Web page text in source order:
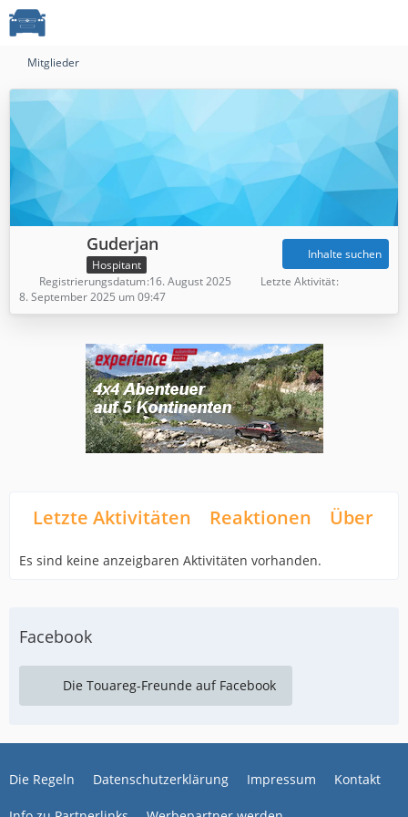
Mitglieder
Guderjan
Hospitant
Inhalte suchen
Registrierungsdatum 16. August 2025
Letzte Aktivität
8. September 2025 um 09:47
Letzte Aktivitäten Reaktionen Über
Es sind keine anzeigbaren Aktivitäten vorhanden.
Facebook
Die Touareg-Freunde auf Facebook
Die Regeln Datenschutzerklärung Impressum Kontakt